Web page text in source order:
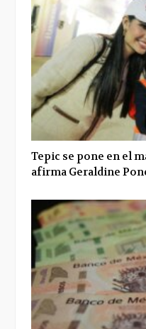
Tepic se pone en el
afirma Geraldine